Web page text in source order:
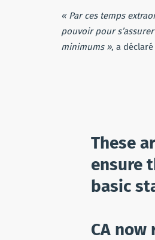
« Par ces temps
pouvoir pour
minimums », a déclaré
These
ensure
basic
CA now